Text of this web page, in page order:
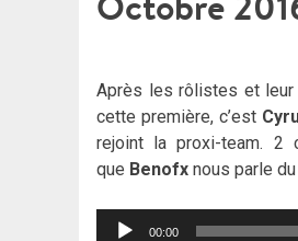
Après les rôlistes et leur
cette première, c’est
rejoint la proxi-team. 2
que Benofx nous parle
Lecteur
00:00